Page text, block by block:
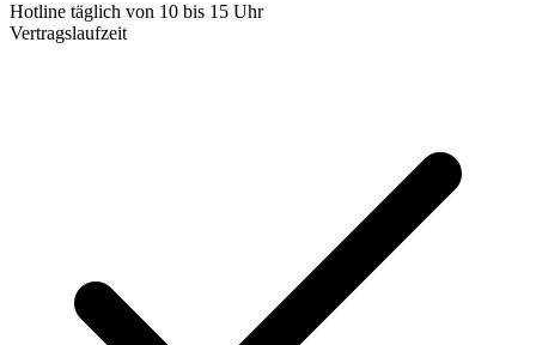
Hotline täglich von 10 bis 15 Uhr
Vertragslaufzeit